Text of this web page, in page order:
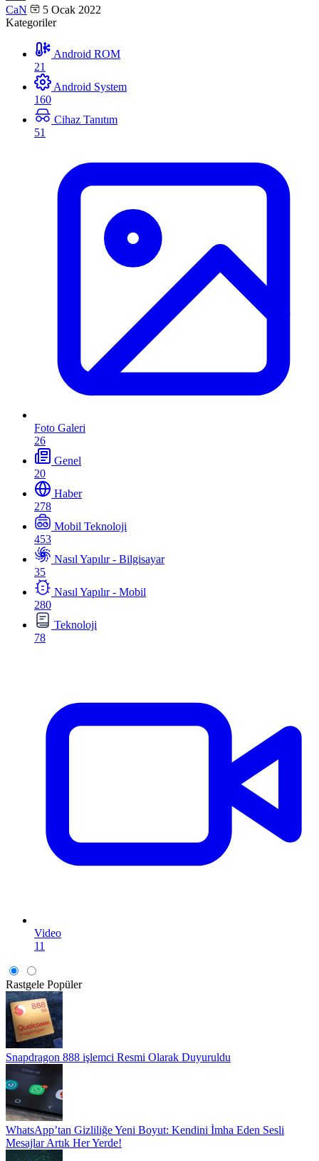
CaN
5 Ocak 2022
Kategoriler
Android ROM
21
Android System
160
Cihaz Tanıtım
51
Foto Galeri
26
Genel
20
Haber
278
Mobil Teknoloji
453
Nasıl Yapılır - Bilgisayar
35
Nasıl Yapılır - Mobil
280
Teknoloji
78
Video
11
Rastgele Popüler
Snapdragon 888 işlemci Resmi Olarak Duyuruldu
WhatsApp’tan Gizliliğe Yeni Boyut: Kendini İmha Eden Sesli
Mesajlar Artık Her Yerde!